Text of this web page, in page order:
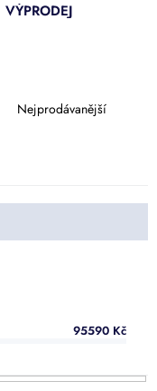
VÝPRODEJ
Nejprodávanější
95590 Kč